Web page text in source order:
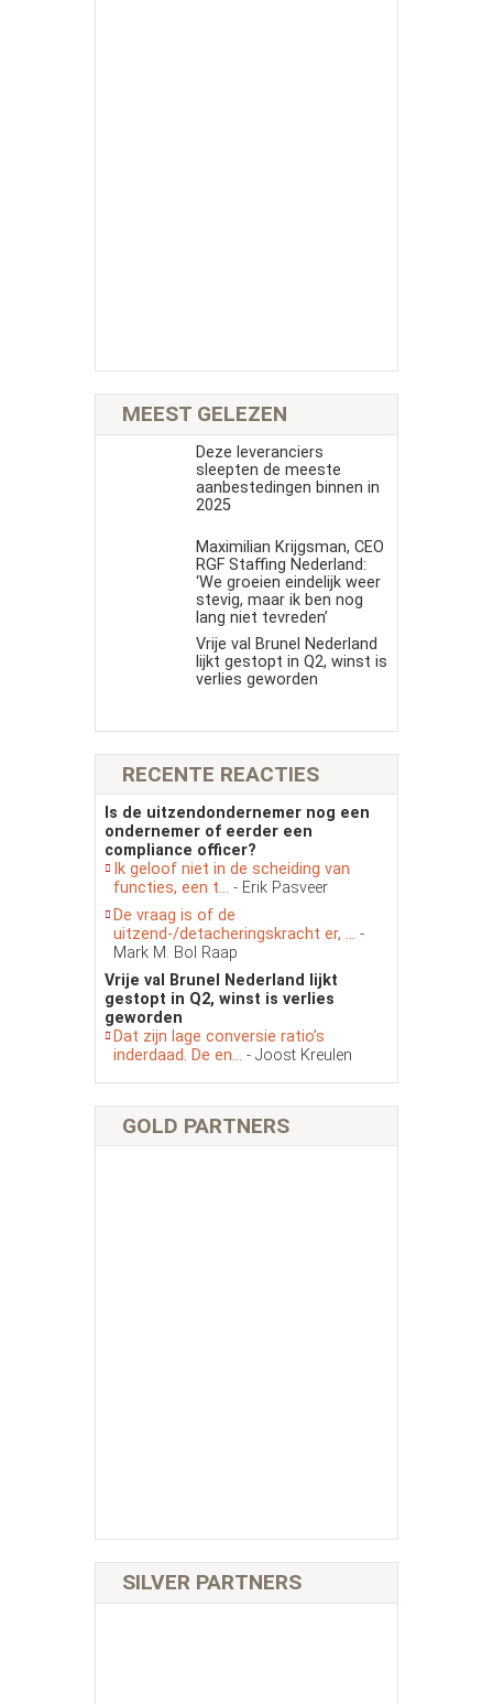
MEEST GELEZEN
Deze leveranciers
sleepten de meeste
aanbestedingen binnen in
2025
Maximilian Krijgsman, CEO
RGF Staffing Nederland:
‘We groeien eindelijk weer
stevig, maar ik ben nog
lang niet tevreden’
Vrije val Brunel Nederland
lijkt gestopt in Q2, winst is
verlies geworden
RECENTE REACTIES
Is de uitzendondernemer nog een
ondernemer of eerder een
compliance officer?
Ik geloof niet in de scheiding van
functies, een t... - Erik Pasveer
De vraag is of de
uitzend-/detacheringskracht er, ... -
Mark M. Bol Raap
Vrije val Brunel Nederland lijkt
gestopt in Q2, winst is verlies
geworden
Dat zijn lage conversie ratio’s
inderdaad. De en... - Joost Kreulen
GOLD PARTNERS
SILVER PARTNERS